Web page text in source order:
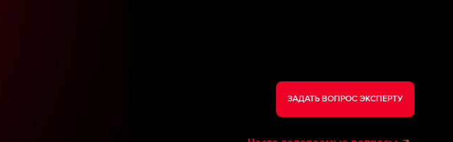
ЗАДАТЬ ВОПРОС ЭКСПЕРТУ